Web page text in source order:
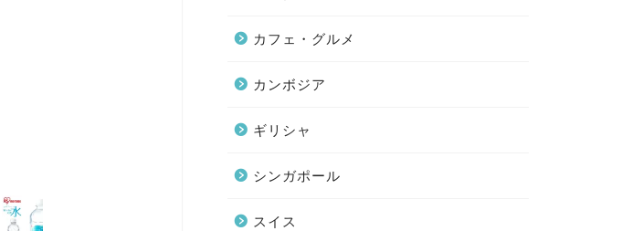
カフェ・グルメ
カンボジア
ギリシャ
シンガポール
スイス